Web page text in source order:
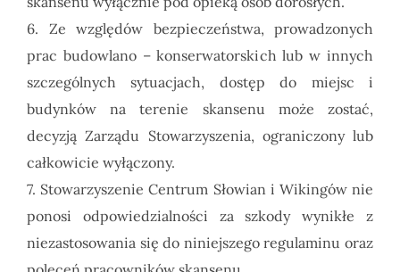
6. Ze względów bezpieczeństwa, prowadzonych
prac budowlano – konserwatorskich lub w innych
szczególnych sytuacjach, dostęp do miejsc i
budynków na terenie skansenu może zostać,
decyzją Zarządu Stowarzyszenia, ograniczony lub
całkowicie wyłączony.
7. Stowarzyszenie Centrum Słowian i Wikingów nie
ponosi odpowiedzialności za szkody wynikłe z
niezastosowania się do niniejszego regulaminu oraz